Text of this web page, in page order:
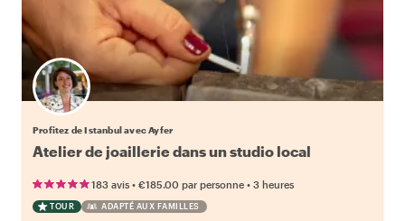
Profitez de Istanbul avec Ayfer
Atelier de joaillerie dans un studio local
183 avis • €185.00 par personne • 3 heures
TOUR ADAPTÉ AUX FAMILLES